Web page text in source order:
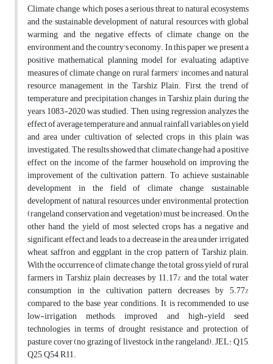
Climate change, which poses a serious threat to natural ecosystems
and the sustainable development of natural resources with global
warming, and the negative effects of climate change on the
environment and the country's economy. In this paper, we present a
positive mathematical planning model for evaluating adaptive
measures of climate change on rural farmers' incomes and natural
resource management in the Tarshiz Plain. First, the trend of
temperature and precipitation changes in Tarshiz plain during the
years 1083-2020 was studied. Then, using regression analyzes the
effect of average temperature and annual rainfall variables on yield
and area under cultivation of selected crops in this plain was
investigated. The results showed that climate change had a positive
effect on the income of the farmer household on improving the
improvement of the cultivation pattern. To achieve sustainable
development in the field of climate change, sustainable
development of natural resources under environmental protection
(rangeland conservation and vegetation) must be increased. On the
other hand, the yield of most selected crops has a negative and
significant effect and leads to a decrease in the area under irrigated
wheat, saffron and eggplant in the crop pattern of Tarshiz plain.
With the occurrence of climate change, the total gross yield of rural
farmers in Tarshiz plain decreases by 11.17% and the total water
consumption in the cultivation pattern decreases by 5.77%
compared to the base year conditions. It is recommended to use
low-irrigation methods, improved and high-yield seed
technologies in terms of drought resistance and protection of
pasture cover (no grazing of livestock in the rangeland). JEL: Q15,
Q25, Q54, R11.